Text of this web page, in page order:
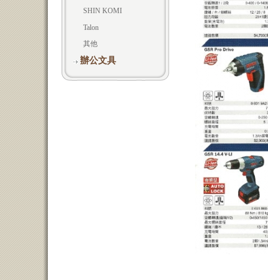
SHIN KOMI
Talon
其他
辦公文具
接頭